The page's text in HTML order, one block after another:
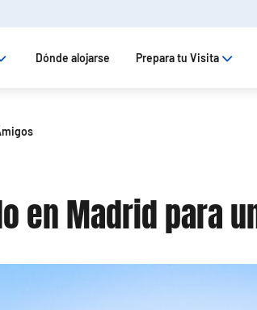
Dónde alojarse Prepara tu Visita
en Madrid para